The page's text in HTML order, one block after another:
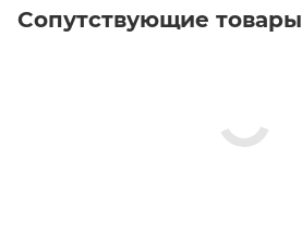
Сопутствующие товары